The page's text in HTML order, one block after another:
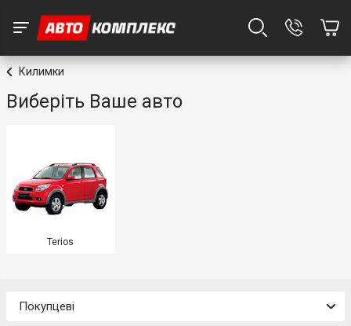
Килимки
Виберіть Ваше авто
Terios
Покупцеві